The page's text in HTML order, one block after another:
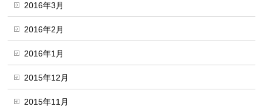
2016年3月
2016年2月
2016年1月
2015年12月
2015年11月